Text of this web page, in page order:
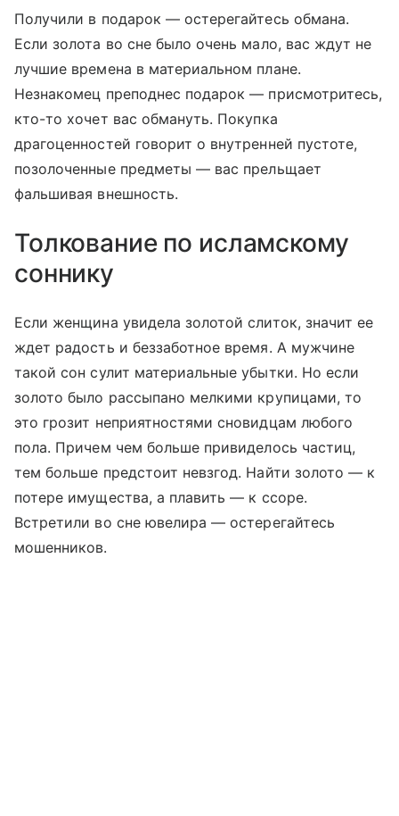
Получили в подарок — остерегайтесь обмана.
Если золота во сне было очень мало, вас ждут не
лучшие времена в материальном плане.
Незнакомец преподнес подарок — присмотритесь,
кто-то хочет вас обмануть. Покупка
драгоценностей говорит о внутренней пустоте,
позолоченные предметы — вас прельщает
фальшивая внешность.
Толкование по исламскому
соннику
Если женщина увидела золотой слиток, значит ее
ждет радость и беззаботное время. А мужчине
такой сон сулит материальные убытки. Но если
золото было рассыпано мелкими крупицами, то
это грозит неприятностями сновидцам любого
пола. Причем чем больше привиделось частиц,
тем больше предстоит невзгод. Найти золото — к
потере имущества, а плавить — к ссоре.
Встретили во сне ювелира — остерегайтесь
мошенников.